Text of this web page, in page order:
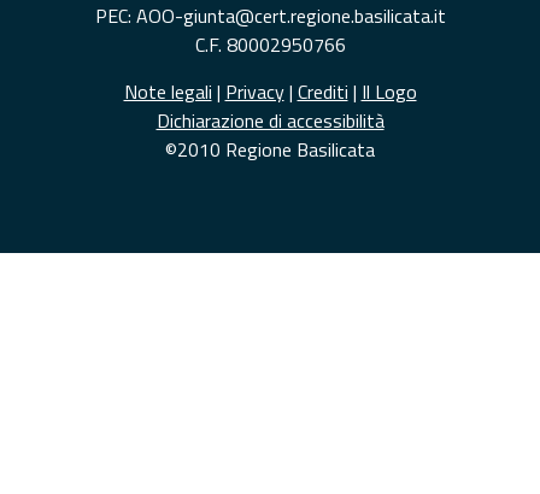
PEC: AOO-giunta@cert.regione.basilicata.it
C.F. 80002950766
Note legali | Privacy| Crediti | Il Logo
Dichiarazione di accessibilità
©2010 Regione Basilicata